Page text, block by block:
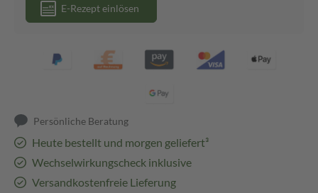
E-Rezept einlösen
Persönliche Beratung
Heute bestellt und morgen geliefert³
Wechselwirkungscheck inklusive
Versandkostenfreie Lieferung